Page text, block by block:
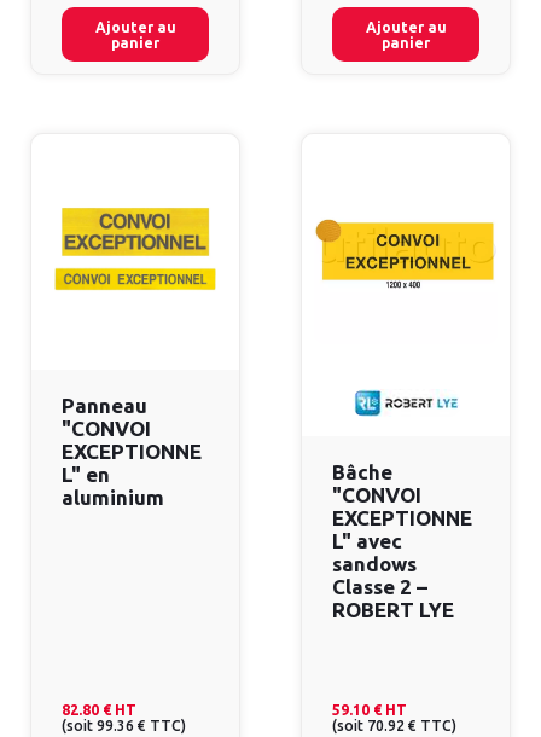
Ajouter au
panier
Ajouter au
panier
Panneau
"CONVOI
EXCEPTIONNE
L" en
aluminium
82.80 € HT
(soit 99.36 € TTC)
Bâche
"CONVOI
EXCEPTIONNE
L" avec
sandows
Classe 2 –
ROBERT LYE
59.10 € HT
(soit 70.92 € TTC)